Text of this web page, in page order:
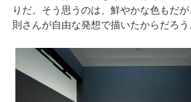
りだ。そう思うのは、鮮やかな色もだ
則さんが自由な発想で描いたからだろう